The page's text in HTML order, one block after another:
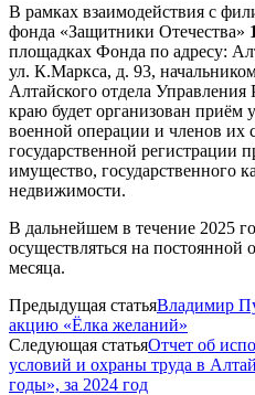
В рамках взаимодействия с
фонда «Защитники Отечества»
площадках Фонда по адресу:
ул. К.Маркса, д. 93,
Алтайского отдела Управления
краю будет организован приём
военной операции и членов их
государственной регистрации
имущество, государственного
недвижимости.
В дальнейшем в течение 2025
осуществляться на
месяца.
Предыдущая статьяВладимир
акцию «Ёлка желаний»
Следующая статьяОтчет об
условий и охраны труда в
годы», за 2024 год